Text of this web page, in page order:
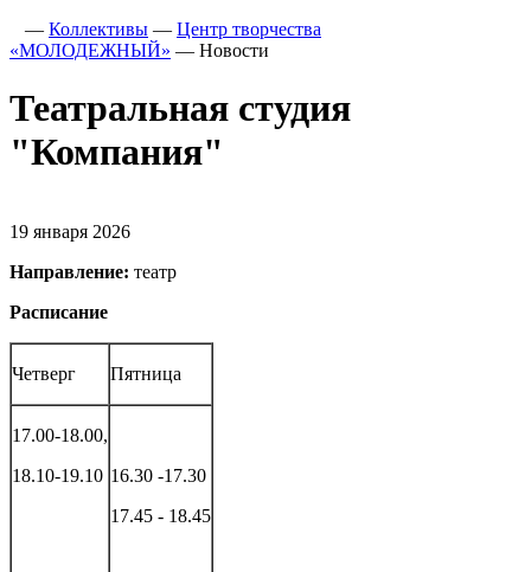
— Коллективы — Центр творчества
«МОЛОДЕЖНЫЙ» — Новости
Театральная студия
"Компания"
19 января 2026
Направление: театр
Расписание
Четверг Пятница
17.00-18.00,
18.10-19.10 16.30 -17.30
17.45 - 18.45